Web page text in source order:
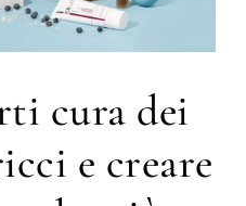
cura dei
e creare